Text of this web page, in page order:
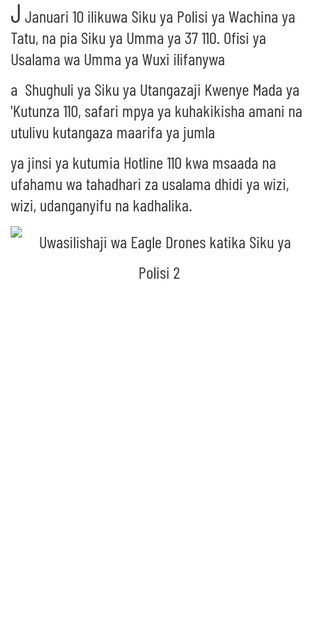
J Januari 10 ilikuwa Siku ya Polisi ya Wachina ya
Tatu, na pia Siku ya Umma ya 37 110. Ofisi ya
Usalama wa Umma ya Wuxi ilifanywa
a Shughuli ya Siku ya Utangazaji Kwenye Mada ya
'Kutunza 110, safari mpya ya kuhakikisha amani na
utulivu kutangaza maarifa ya jumla
ya jinsi ya kutumia Hotline 110 kwa msaada na
ufahamu wa tahadhari za usalama dhidi ya wizi,
wizi, udanganyifu na kadhalika.